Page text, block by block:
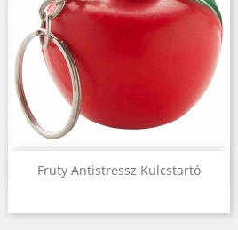
Fruty Antistressz Kulcstartó
Előnézet